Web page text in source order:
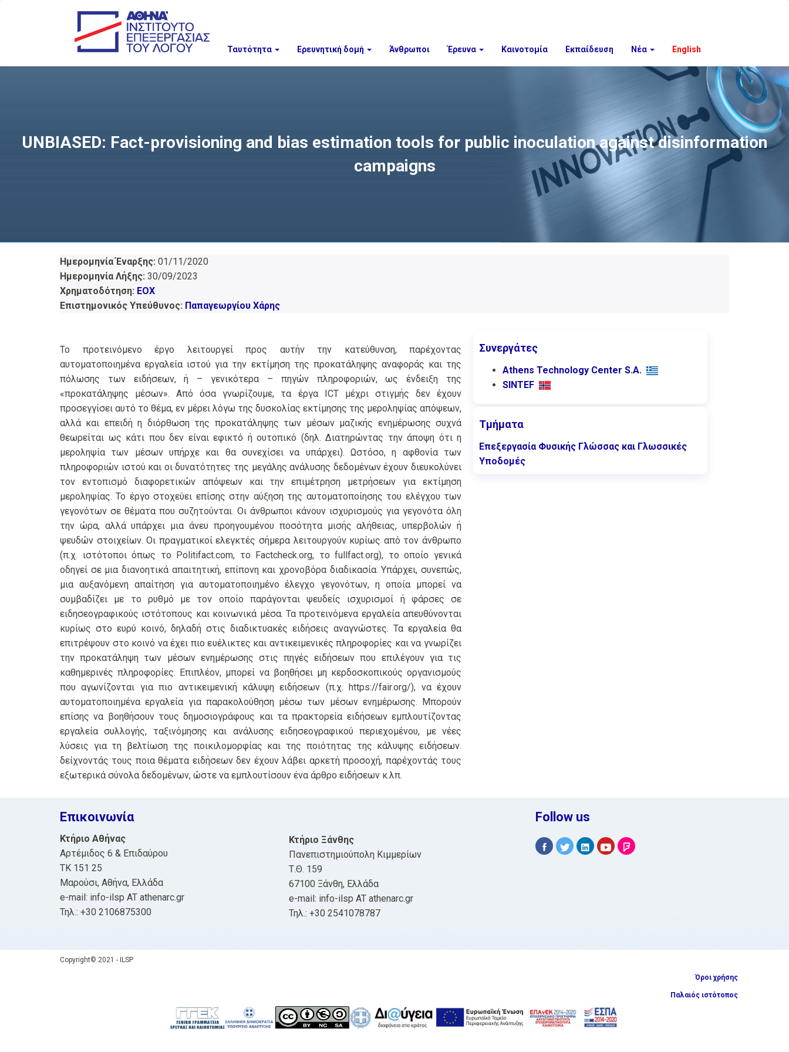
Ταυτότητα Ερευνητική δομή Άνθρωποι Έρευνα Καινοτομία Εκπαίδευση Νέα English
UNBIASED: Fact-provisioning and bias estimation tools for public inoculation against disinformation
campaigns
Ημερομηνία Έναρξης: 01/11/2020
Ημερομηνία Λήξης: 30/09/2023
Χρηματοδότηση: EOX
Επιστημονικός Υπεύθυνος: Παπαγεωργίου Χάρης
Το προτεινόμενο έργο λειτουργεί προς αυτήν την κατεύθυνση, παρέχοντας
αυτοματοποιημένα εργαλεία ιστού για την εκτίμηση της προκατάληψης αναφοράς και της
πόλωσης των ειδήσεων, ή – γενικότερα – πηγών πληροφοριών, ως ένδειξη της
«προκατάληψης μέσων». Από όσα γνωρίζουμε, τα έργα ICT μέχρι στιγμής δεν έχουν
προσεγγίσει αυτό το θέμα, εν μέρει λόγω της δυσκολίας εκτίμησης της μεροληψίας απόψεων,
αλλά και επειδή η διόρθωση της προκατάληψης των μέσων μαζικής ενημέρωσης συχνά
θεωρείται ως κάτι που δεν είναι εφικτό ή ουτοπικό (δηλ. Διατηρώντας την άποψη ότι η
μεροληψία των μέσων υπήρχε και θα συνεχίσει να υπάρχει). Ωστόσο, η αφθονία των
πληροφοριών ιστού και οι δυνατότητες της μεγάλης ανάλυσης δεδομένων έχουν διευκολύνει
τον εντοπισμό διαφορετικών απόψεων και την επιμέτρηση μετρήσεων για εκτίμηση
μεροληψίας. Το έργο στοχεύει επίσης στην αύξηση της αυτοματοποίησης του ελέγχου των
γεγονότων σε θέματα που συζητούνται. Οι άνθρωποι κάνουν ισχυρισμούς για γεγονότα όλη
την ώρα, αλλά υπάρχει μια άνευ προηγουμένου ποσότητα μισής αλήθειας, υπερβολών ή
ψευδών στοιχείων. Οι πραγματικοί ελεγκτές σήμερα λειτουργούν κυρίως από τον άνθρωπο
(π.χ. ιστότοποι όπως το Politifact.com, το Factcheck.org, το fullfact.org), το οποίο γενικά
οδηγεί σε μια διανοητικά απαιτητική, επίπονη και χρονοβόρα διαδικασία. Υπάρχει, συνεπώς,
μια αυξανόμενη απαίτηση για αυτοματοποιημένο έλεγχο γεγονότων, η οποία μπορεί να
συμβαδίζει με το ρυθμό με τον οποίο παράγονται ψευδείς ισχυρισμοί ή φάρσες σε
ειδησεογραφικούς ιστότοπους και κοινωνικά μέσα. Τα προτεινόμενα εργαλεία απευθύνονται
κυρίως στο ευρύ κοινό, δηλαδή στις διαδικτυακές ειδήσεις αναγνώστες. Τα εργαλεία θα
επιτρέψουν στο κοινό να έχει πιο ευέλικτες και αντικειμενικές πληροφορίες και να γνωρίζει
την προκατάληψη των μέσων ενημέρωσης στις πηγές ειδήσεων που επιλέγουν για τις
καθημερινές πληροφορίες. Επιπλέον, μπορεί να βοηθήσει μη κερδοσκοπικούς οργανισμούς
που αγωνίζονται για πιο αντικειμενική κάλυψη ειδήσεων (π.χ. https://fair.org/), να έχουν
αυτοματοποιημένα εργαλεία για παρακολούθηση μέσω των μέσων ενημέρωσης. Μπορούν
επίσης να βοηθήσουν τους δημοσιογράφους και τα πρακτορεία ειδήσεων εμπλουτίζοντας
εργαλεία συλλογής, ταξινόμησης και ανάλυσης ειδησεογραφικού περιεχομένου, με νέες
λύσεις για τη βελτίωση της ποικιλομορφίας και της ποιότητας της κάλυψης ειδήσεων.
δείχνοντάς τους ποια θέματα ειδήσεων δεν έχουν λάβει αρκετή προσοχή, παρέχοντάς τους
εξωτερικά σύνολα δεδομένων, ώστε να εμπλουτίσουν ένα άρθρο ειδήσεων κ.λπ.
Συνεργάτες
Athens Technology Center S.A.
SINTEF
Τμήματα
Επεξεργασία Φυσικής Γλώσσας και Γλωσσικές
Υποδομές
Επικοινωνία
Κτήριο Αθήνας
Αρτέμιδος 6 & Επιδαύρου
ΤΚ 151 25
Μαρούσι, Αθήνα, Ελλάδα
e-mail: info-ilsp AT athenarc.gr
Τηλ.: +30 2106875300
Κτήριο Ξάνθης
Πανεπιστημιούπολη Κιμμερίων
Τ.Θ. 159
67100 Ξάνθη, Ελλάδα
e-mail: info-ilsp AT athenarc.gr
Τηλ.: +30 2541078787
Follow us
Copyright© 2021 - ILSP
Όροι χρήσης
Παλαιός ιστότοπος